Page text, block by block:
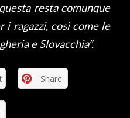
resta comunque
i ragazzi, così come le
e Slovacchia”.
Share